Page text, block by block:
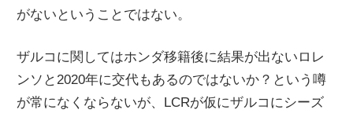
がないということではない。
ザルコに関してはホンダ移籍後に結果が出ないロレ
ンソと2020年に交代もあるのではないか？という噂
が常になくならないが、LCRが仮にザルコにシーズ